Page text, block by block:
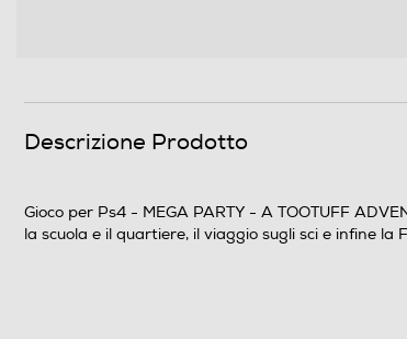
Descrizione Prodotto
Gioco per Ps4 - MEGA PARTY - A TOOTUFF
la scuola e il quartiere, il viaggio sugli sci e infine